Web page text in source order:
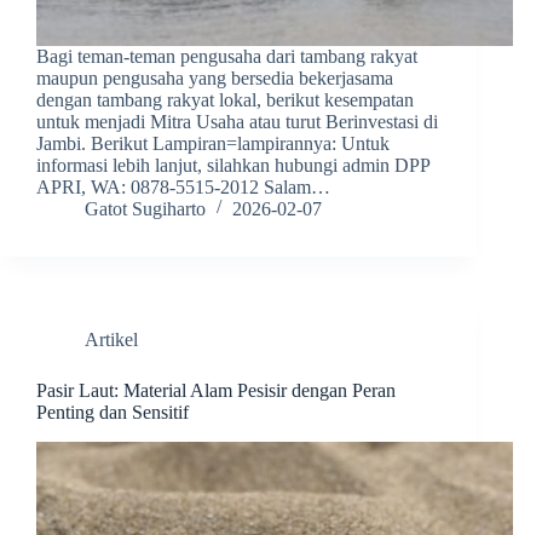
Bagi teman-teman pengusaha dari tambang rakyat
maupun pengusaha yang bersedia bekerjasama
dengan tambang rakyat lokal, berikut kesempatan
untuk menjadi Mitra Usaha atau turut Berinvestasi di
Jambi. Berikut Lampiran=lampirannya: Untuk
informasi lebih lanjut, silahkan hubungi admin DPP
APRI, WA: 0878-5515-2012 Salam…
Gatot Sugiharto
2026-02-07
Artikel
Pasir Laut: Material Alam Pesisir dengan Peran
Penting dan Sensitif